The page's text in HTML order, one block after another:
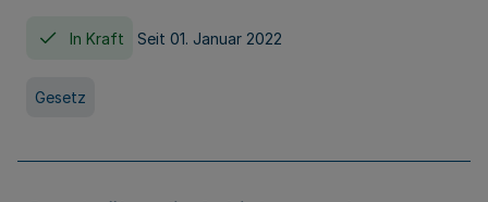
In Kraft Seit 01. Januar 2022
Gesetz